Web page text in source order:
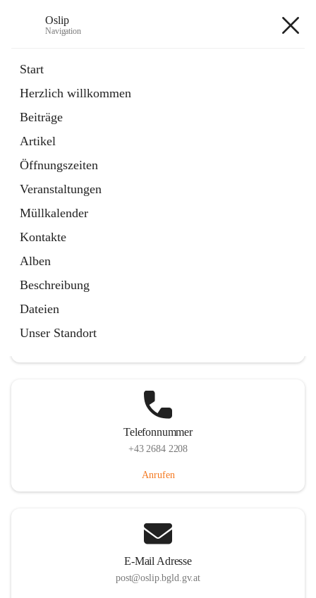
Oslip
Navigation
Start
Herzlich willkommen
Beiträge
Artikel
Öffnungszeiten
Veranstaltungen
Müllkalender
Kontakte
Alben
Beschreibung
Dateien
Unser Standort
Externe Webseite
in
Tab
Bundeskanzleramt Österreich
Externe Webseite
öffnet
in
neuem
Tab
Telefonnummer
+43 2684 2208
Anrufen
E-Mail Adresse
post@oslip.bgld.gv.at